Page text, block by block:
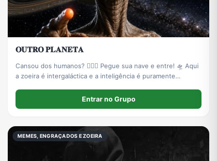
𝐎𝐔𝐓𝐑𝐎 𝐏𝐋𝐀𝐍𝐄𝐓𝐀
Cansou dos humanos? 🤦🏻‍♂️ Pegue sua nave e entre! 🛸 Aqui
a zoeira é intergaláctica e a inteligência é puramente
Entrar no Grupo
MEMES, ENGRAÇADOS E ZOEIRA